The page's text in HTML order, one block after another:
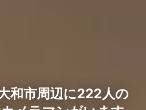
和市周辺に222人の